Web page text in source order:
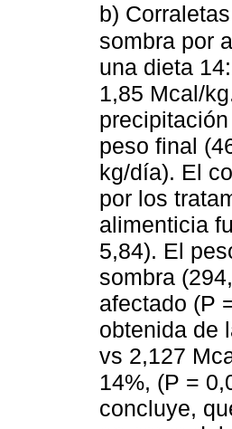
b)
sombra por
una dieta
1,85 Mcal/
peso final
kg/día). El
por los
alimenticia
5,84). El
sombra
afectado (P
obtenida de
vs 2,127
14%, (P =
concluye,